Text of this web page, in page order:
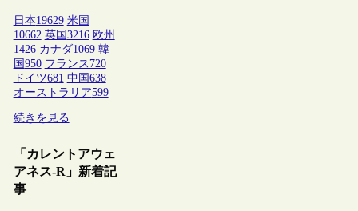
日本19629 米国
10662 英国 3216 欧州
1426 カナダ1069 韓
国 950 フランス 720
ドイツ681 中国 638
オーストラリア599
続きを見る
「カレントアウェ
アネス-R」新着記
事